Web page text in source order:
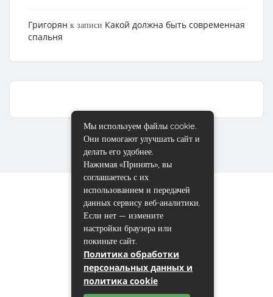
Григорян к записи Какой должна быть современная
спальня
Мы используем файлы cookie.
Они помогают улучшать сайт и
делать его удобнее.
Нажимая «Принять», вы
соглашаетесь с их
использованием и передачей
данных сервису веб-аналитики.
Если нет — измените
настройки браузера или
покиньте сайт.
Политика обработки
персональных данных и
политика cookie